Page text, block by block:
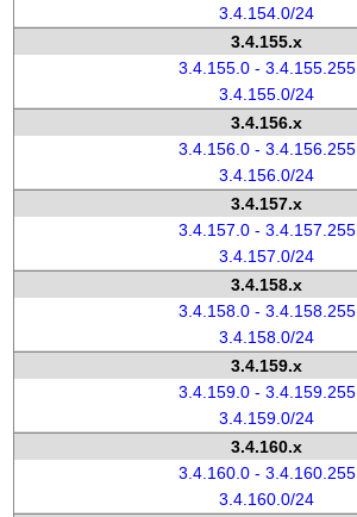
3.4.154.0/24
3.4.155.x
3.4.155.0 - 3.4.155.255
3.4.155.0/24
3.4.156.x
3.4.156.0 - 3.4.156.255
3.4.156.0/24
3.4.157.x
3.4.157.0 - 3.4.157.255
3.4.157.0/24
3.4.158.x
3.4.158.0 - 3.4.158.255
3.4.158.0/24
3.4.159.x
3.4.159.0 - 3.4.159.255
3.4.159.0/24
3.4.160.x
3.4.160.0 - 3.4.160.255
3.4.160.0/24